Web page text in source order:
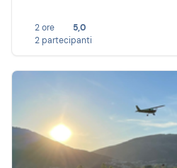
2 ore
5,0
2 partecipanti